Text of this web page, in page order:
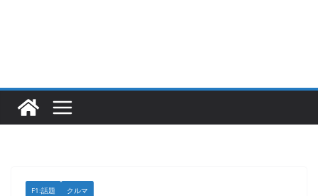
F1:話題 クルマ